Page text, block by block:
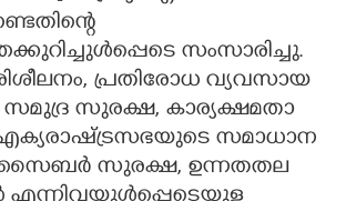
സംസാരിച്ചു.
പ്രതിരോധ വ്യവസായ
സുരക്ഷ, കാര്യക്ഷമതാ
സമാധാന
സൈബർ സുരക്ഷ, ഉന്നതതല